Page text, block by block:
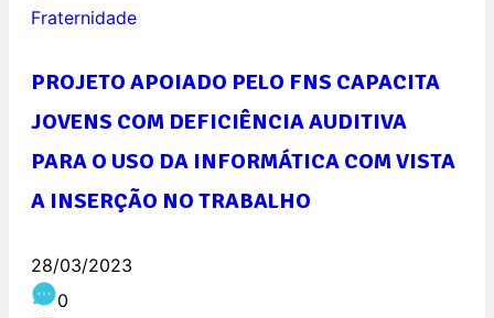
Fraternidade
PROJETO APOIADO PELO FNS CAPACITA
JOVENS COM DEFICIÊNCIA AUDITIVA
PARA O USO DA INFORMÁTICA COM VISTA
A INSERÇÃO NO TRABALHO
28/03/2023
0